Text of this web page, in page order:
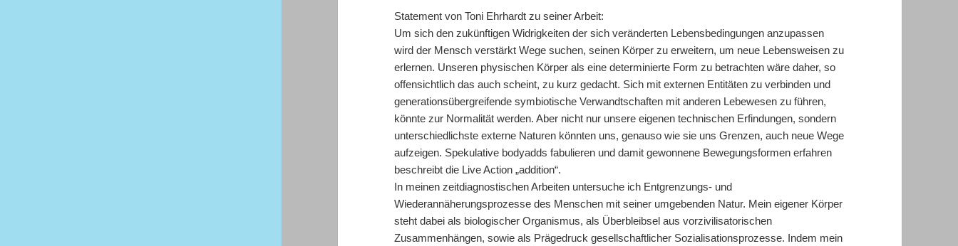
Statement von Toni Ehrhardt zu seiner Arbeit:
Um sich den zukünftigen Widrigkeiten der sich veränderten Lebensbedingungen anzupassen
wird der Mensch verstärkt Wege suchen, seinen Körper zu erweitern, um neue Lebensweisen zu
erlernen. Unseren physischen Körper als eine determinierte Form zu betrachten wäre daher, so
offensichtlich das auch scheint, zu kurz gedacht. Sich mit externen Entitäten zu verbinden und
generationsübergreifende symbiotische Verwandtschaften mit anderen Lebewesen zu führen,
könnte zur Normalität werden. Aber nicht nur unsere eigenen technischen Erfindungen, sondern
unterschiedlichste externe Naturen könnten uns, genauso wie sie uns Grenzen, auch neue Wege
aufzeigen. Spekulative bodyadds fabulieren und damit gewonnene Bewegungsformen erfahren
beschreibt die Live Action „addition“.
In meinen zeitdiagnostischen Arbeiten untersuche ich Entgrenzungs- und
Wiederannäherungsprozesse des Menschen mit seiner umgebenden Natur. Mein eigener Körper
steht dabei als biologischer Organismus, als Überbleibsel aus vorzivilisatorischen
Zusammenhängen, sowie als Prägedruck gesellschaftlicher Sozialisationsprozesse. Indem mein